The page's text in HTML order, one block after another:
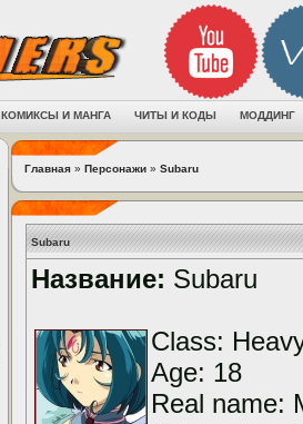
КОМИКСЫ И МАНГА ЧИТЫ И КОДЫ МОДДИНГ
Главная » Персонажи » Subaru
Subaru
Название: Subaru
Class:
Age: 18
Real name: